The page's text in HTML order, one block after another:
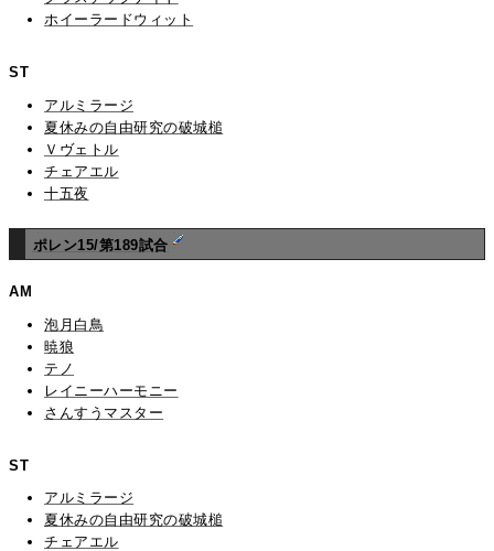
ホイーラードウィット
ST
アルミラージ
夏休みの自由研究の破城槌
Ｖヴェトル
チェアエル
十五夜
ポレン15/第189試合
AM
泡月白鳥
暁狼
テノ
レイニーハーモニー
さんすうマスター
ST
アルミラージ
夏休みの自由研究の破城槌
チェアエル